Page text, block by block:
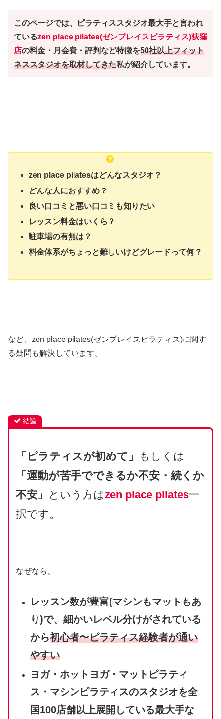
このページでは、ピラティススタジオ最大手と言われ
ているzen place pilates(ゼンプレイスピラティス)荻窪
店の料金・月会費・評判など特徴を50社以上フィット
ネススタジオを取材してきた私が紹介しています。
zen place pilatesはどんなスタジオ？
どんな人におすすめ？
良い口コミと悪い口コミも知りたい
レッスン料金はいくら？
駐車場の有無は？
料金体系がちょっと難しいけどグレードって何？
など、zen place pilates(ゼンプレイスピラティス)に関す
る疑問も解決しています。
結論
「ピラティスが初めて」
もしくは
「運動が苦手でできるか不安・続くか
不安」 という方はzen place pilates一
択です。
なぜなら、
レッスン数が豊富(マシンもマットもあ
り)で、細かいレベル分けがされている
から初心者〜ピラティス経験者が通い
やすい
ヨガ・ホットヨガ・マットピラティ
ス・マシンピラティスのスタジオを全
国100店舗以上展開している最大手な